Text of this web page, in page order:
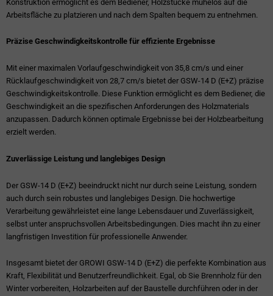
Konstruktion ermöglicht es dem Bediener, Holzstücke mühelos auf die
Arbeitsfläche zu platzieren und nach dem Spalten bequem zu entnehmen.
Präzise Geschwindigkeitskontrolle für effiziente Ergebnisse
Mit einer maximalen Vorlaufgeschwindigkeit von 35,8 cm/s und einer
Rücklaufgeschwindigkeit von 28,7 cm/s bietet der GSW-14 D (E+Z) präzise
Geschwindigkeitskontrolle. Diese Funktion ermöglicht es dem Bediener, die
Geschwindigkeit an die spezifischen Anforderungen des Holzmaterials
anzupassen. Dadurch können optimale Ergebnisse bei der Holzbearbeitung
erzielt werden.
Zuverlässige Leistung und langlebiges Design
Der GSW-14 D (E+Z) beeindruckt nicht nur durch seine Leistung, sondern
auch durch sein robustes und langlebiges Design. Die hochwertige
Verarbeitung gewährleistet eine lange Lebensdauer und Zuverlässigkeit,
selbst unter anspruchsvollen Arbeitsbedingungen. Dies macht ihn zu einer
langfristigen Investition für professionelle Anwender.
Insgesamt bietet der GROWI GSW-14 D (E+Z) die perfekte Kombination aus
Kraft, Flexibilität und Benutzerfreundlichkeit. Egal, ob Sie Brennholz für den
Winter vorbereiten, Holzarbeiten auf der Baustelle durchführen oder in der